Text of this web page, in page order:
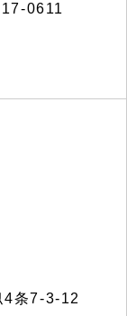
0611
条7-3-12